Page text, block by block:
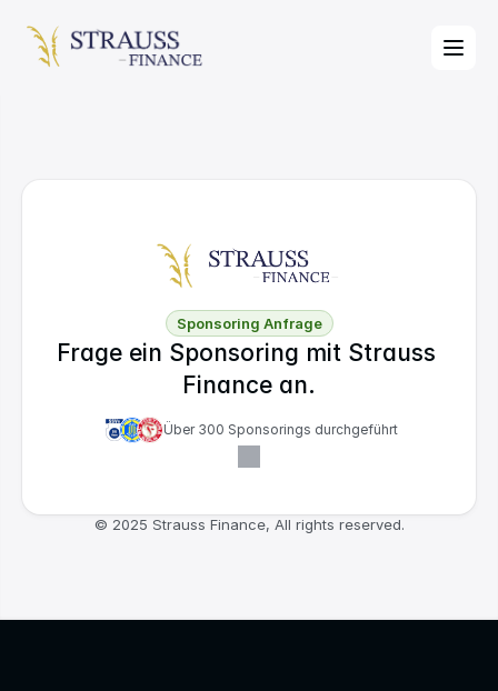
Sponsoring Anfrage
Frage ein Sponsoring mit Strauss
Finance an.
Über 300 Sponsorings durchgeführt
© 2025 Strauss Finance, All rights reserved.